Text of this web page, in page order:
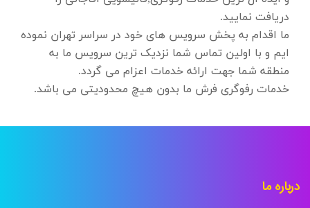
دریافت نمایید.
ما اقدام به پخش سرویس های خود در سراسر تهران نموده
ایم و با اولین تماس شما نزدیک ترین سرویس ما به
منطقه شما جهت ارائه خدمات اعزام می گردد.
خدمات رفوگری فرش ما بدون هیچ محدودیتی می باشد.
درباره ما